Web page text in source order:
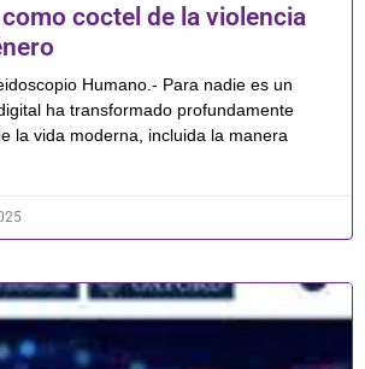
coctel de la violencia
Humano.- Para nadie es un
ha transformado profundamente
la vida moderna, incluida la manera